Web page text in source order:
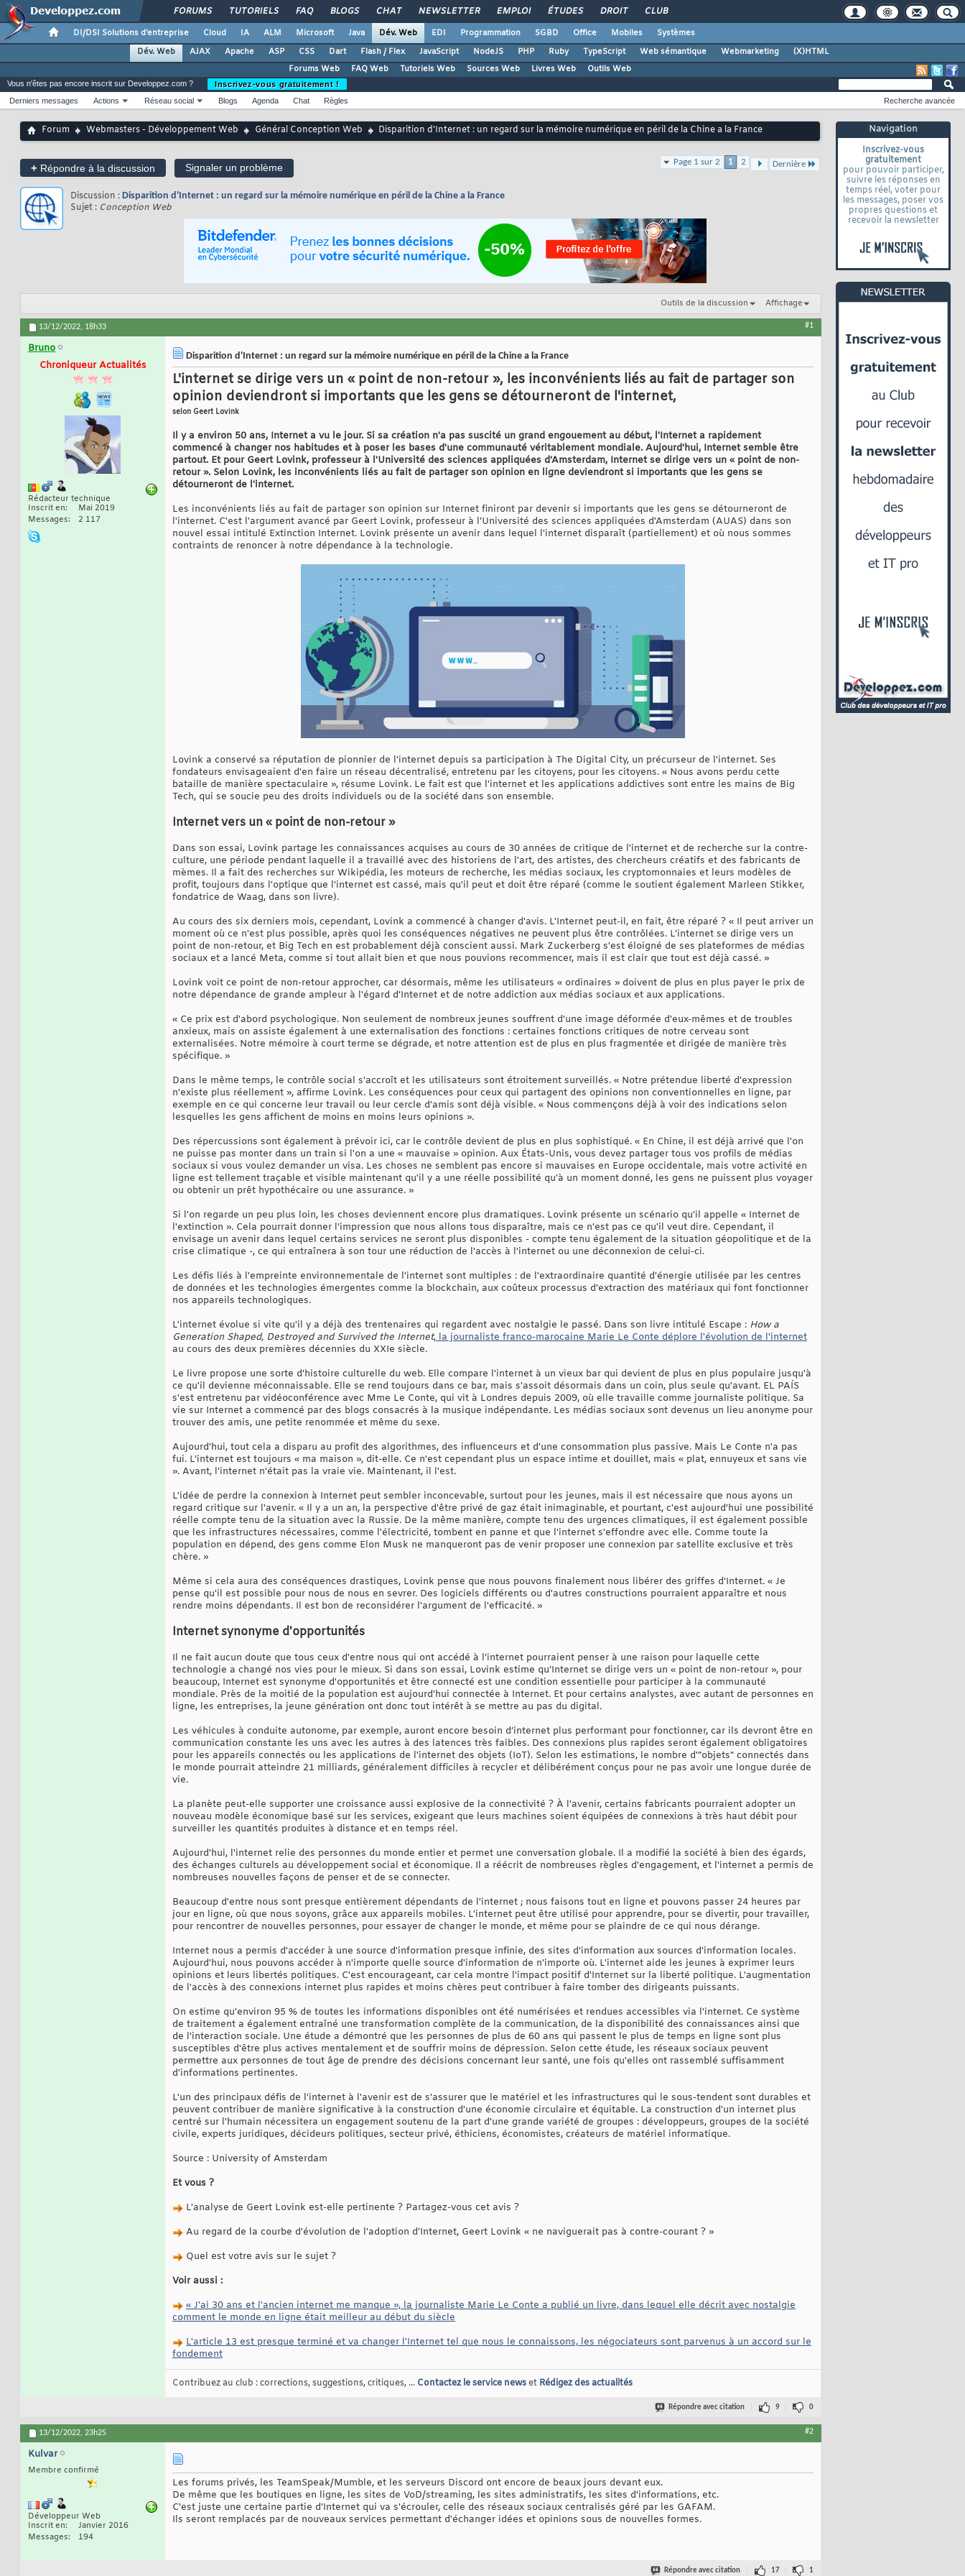
FORUMS TUTORIELS FAQ BLOGS CHAT NEWSLETTER EMPLOI ÉTUDES DROIT CLUB
DI/DSI Solutions d'entreprise Cloud IA ALM Microsoft Java Dév. Web EDI Programmation SGBD Office Mobiles
Systèmes
Dév. Web
AJAX Apache ASP CSS Dart Flash / Flex JavaScript NodeJS PHP Ruby TypeScript Web sémantique Webmarketing
(X)HTML
Forums Web
FAQ Web Tutoriels Web Sources Web Livres Web Outils Web
Navigation
Inscrivez-vous
gratuitement
pour pouvoir participer,
suivre les réponses en
temps réel, voter pour
les messages, poser vos
propres questions et
recevoir la newsletter
Vous n'êtes pas encore inscrit sur Developpez.com ?
Inscrivez-vous gratuitement !
Derniers messages
Actions Réseau social Blogs Agenda Chat Règles Recherche avancée
Forum Webmasters - Développement Web Général Conception Web Disparition d'Internet : un regard sur la mémoire numérique en péril de la Chine a la France
+ Répondre à la discussion Signaler un problème Page 1 sur 2 1 2 Dernière
Discussion : Disparition d'Internet : un regard sur la mémoire numérique en péril de la Chine a la France
Sujet : Conception Web
Outils de la discussion Affichage
13/12/2022, 18h33 #1
Bruno
Chroniqueur Actualités
Rédacteur technique
Inscrit en
Mai 2019
Messages
2 117
Disparition d'Internet : un regard sur la mémoire numérique en péril de la Chine a la France
L'internet se dirige vers un « point de non-retour », les inconvénients liés au fait de partager son
opinion deviendront si importants que les gens se détourneront de l'internet,
selon Geert Lovink
Il y a environ 50 ans, Internet a vu le jour. Si sa création n'a pas suscité un grand engouement au début, l'Internet a rapidement
commencé à changer nos habitudes et à poser les bases d'une communauté véritablement mondiale. Aujourd'hui, Internet semble être
partout. Et pour Geert Lovink, professeur à l'Université des sciences appliquées d'Amsterdam, Internet se dirige vers un « point de non-
retour ». Selon Lovink, les inconvénients liés au fait de partager son opinion en ligne deviendront si importants que les gens se
détourneront de l'internet.
Les inconvénients liés au fait de partager son opinion sur Internet finiront par devenir si importants que les gens se détourneront de
l'internet. C'est l'argument avancé par Geert Lovink, professeur à l'Université des sciences appliquées d'Amsterdam (AUAS) dans son
nouvel essai intitulé Extinction Internet. Lovink présente un avenir dans lequel l'internet disparaît (partiellement) et où nous sommes
contraints de renoncer à notre dépendance à la technologie.
Lovink a conservé sa réputation de pionnier de l'internet depuis sa participation à The Digital City, un précurseur de l'internet. Ses
fondateurs envisageaient d'en faire un réseau décentralisé, entretenu par les citoyens, pour les citoyens. « Nous avons perdu cette
bataille de manière spectaculaire », résume Lovink. Le fait est que l'internet et les applications addictives sont entre les mains de Big
Tech, qui se soucie peu des droits individuels ou de la société dans son ensemble.
Internet vers un « point de non-retour »
Dans son essai, Lovink partage les connaissances acquises au cours de 30 années de critique de l'internet et de recherche sur la contre-
culture, une période pendant laquelle il a travaillé avec des historiens de l'art, des artistes, des chercheurs créatifs et des fabricants de
mèmes. Il a fait des recherches sur Wikipédia, les moteurs de recherche, les médias sociaux, les cryptomonnaies et leurs modèles de
profit, toujours dans l'optique que l'internet est cassé, mais qu'il peut et doit être réparé (comme le soutient également Marleen Stikker,
fondatrice de Waag, dans son livre).
Au cours des six derniers mois, cependant, Lovink a commencé à changer d'avis. L'Internet peut-il, en fait, être réparé ? « Il peut arriver un
moment où ce n'est plus possible, après quoi les conséquences négatives ne peuvent plus être contrôlées. L'internet se dirige vers un
point de non-retour, et Big Tech en est probablement déjà conscient aussi. Mark Zuckerberg s'est éloigné de ses plateformes de médias
sociaux et a lancé Meta, comme si tout allait bien et que nous pouvions recommencer, mais il est clair que tout est déjà cassé. »
Lovink voit ce point de non-retour approcher, car désormais, même les utilisateurs « ordinaires » doivent de plus en plus payer le prix de
notre dépendance de grande ampleur à l'égard d'Internet et de notre addiction aux médias sociaux et aux applications.
« Ce prix est d'abord psychologique. Non seulement de nombreux jeunes souffrent d'une image déformée d'eux-mêmes et de troubles
anxieux, mais on assiste également à une externalisation des fonctions : certaines fonctions critiques de notre cerveau sont
externalisées. Notre mémoire à court terme se dégrade, et notre attention est de plus en plus fragmentée et dirigée de manière très
spécifique. »
Dans le même temps, le contrôle social s'accroît et les utilisateurs sont étroitement surveillés. « Notre prétendue liberté d'expression
n'existe plus réellement », affirme Lovink. Les conséquences pour ceux qui partagent des opinions non conventionnelles en ligne, par
exemple en ce qui concerne leur travail ou leur cercle d'amis sont déjà visible. « Nous commençons déjà à voir des indications selon
lesquelles les gens affichent de moins en moins leurs opinions ».
Des répercussions sont également à prévoir ici, car le contrôle devient de plus en plus sophistiqué. « En Chine, il est déjà arrivé que l'on
ne puisse pas monter dans un train si l'on a une « mauvaise » opinion. Aux États-Unis, vous devez partager tous vos profils de médias
sociaux si vous voulez demander un visa. Les choses ne semblent pas encore si mauvaises en Europe occidentale, mais votre activité en
ligne est tellement traçable et visible maintenant qu'il y a une réelle possibilité qu'à un moment donné, les gens ne puissent plus voyager
ou obtenir un prêt hypothécaire ou une assurance. »
Si l'on regarde un peu plus loin, les choses deviennent encore plus dramatiques. Lovink présente un scénario qu'il appelle « Internet de
l'extinction ». Cela pourrait donner l'impression que nous allons tous disparaître, mais ce n'est pas ce qu'il veut dire. Cependant, il
envisage un avenir dans lequel certains services ne seront plus disponibles - compte tenu également de la situation géopolitique et de la
crise climatique -, ce qui entraînera à son tour une réduction de l'accès à l'internet ou une déconnexion de celui-ci.
Les défis liés à l'empreinte environnementale de l'internet sont multiples : de l'extraordinaire quantité d'énergie utilisée par les centres
de données et les technologies émergentes comme la blockchain, aux coûteux processus d'extraction des matériaux qui font fonctionner
nos appareils technologiques.
L'internet évolue si vite qu'il y a déjà des trentenaires qui regardent avec nostalgie le passé. Dans son livre intitulé Escape : How a
Generation Shaped, Destroyed and Survived the Internet, la journaliste franco-marocaine Marie Le Conte déplore l'évolution de l'internet
au cours des deux premières décennies du XXIe siècle.
Le livre propose une sorte d'histoire culturelle du web. Elle compare l'internet à un vieux bar qui devient de plus en plus populaire jusqu'à
ce qu'il devienne méconnaissable. Elle se rend toujours dans ce bar, mais s'assoit désormais dans un coin, plus seule qu'avant. EL PAÍS
s'est entretenu par vidéoconférence avec Mme Le Conte, qui vit à Londres depuis 2009, où elle travaille comme journaliste politique. Sa
vie sur Internet a commencé par des blogs consacrés à la musique indépendante. Les médias sociaux sont devenus un lieu anonyme pour
trouver des amis, une petite renommée et même du sexe.
Aujourd'hui, tout cela a disparu au profit des algorithmes, des influenceurs et d'une consommation plus passive. Mais Le Conte n'a pas
fui. L'internet est toujours « ma maison », dit-elle. Ce n'est cependant plus un espace intime et douillet, mais « plat, ennuyeux et sans vie
». Avant, l'internet n'était pas la vraie vie. Maintenant, il l'est.
L'idée de perdre la connexion à Internet peut sembler inconcevable, surtout pour les jeunes, mais il est nécessaire que nous ayons un
regard critique sur l'avenir. « Il y a un an, la perspective d'être privé de gaz était inimaginable, et pourtant, c'est aujourd'hui une possibilité
réelle compte tenu de la situation avec la Russie. De la même manière, compte tenu des urgences climatiques, il est également possible
que les infrastructures nécessaires, comme l'électricité, tombent en panne et que l'internet s'effondre avec elle. Comme toute la
population en dépend, des gens comme Elon Musk ne manqueront pas de venir proposer une connexion par satellite exclusive et très
chère. »
Même si cela aura des conséquences drastiques, Lovink pense que nous pouvons finalement nous libérer des griffes d'Internet. « Je
pense qu'il est possible pour nous de nous en sevrer. Des logiciels différents ou d'autres constructions pourraient apparaître et nous
rendre moins dépendants. Il est bon de reconsidérer l'argument de l'efficacité. »
Internet synonyme d'opportunités
Il ne fait aucun doute que tous ceux d'entre nous qui ont accédé à l'internet pourraient penser à une raison pour laquelle cette
technologie a changé nos vies pour le mieux. Si dans son essai, Lovink estime qu’Internet se dirige vers un « point de non-retour », pour
beaucoup, Internet est synonyme d'opportunités et être connecté est une condition essentielle pour participer à la communauté
mondiale. Près de la moitié de la population est aujourd'hui connectée à Internet. Et pour certains analystes, avec autant de personnes en
ligne, les entreprises, la jeune génération ont donc tout intérêt à se mettre au pas du digital.
Les véhicules à conduite autonome, par exemple, auront encore besoin d’internet plus performant pour fonctionner, car ils devront être en
communication constante les uns avec les autres à des latences très faibles. Des connexions plus rapides seront également obligatoires
pour les appareils connectés ou les applications de l'internet des objets (IoT). Selon les estimations, le nombre d'"objets" connectés dans
le monde pourrait atteindre 21 milliards, généralement difficiles à recycler et délibérément conçus pour ne pas avoir une longue durée de
vie.
La planète peut-elle supporter une croissance aussi explosive de la connectivité ? À l'avenir, certains fabricants pourraient adopter un
nouveau modèle économique basé sur les services, exigeant que leurs machines soient équipées de connexions à très haut débit pour
surveiller les quantités produites à distance et en temps réel.
Aujourd'hui, l'internet relie des personnes du monde entier et permet une conversation globale. Il a modifié la société à bien des égards,
des échanges culturels au développement social et économique. Il a réécrit de nombreuses règles d'engagement, et l'internet a permis de
nombreuses nouvelles façons de penser et de se connecter.
Beaucoup d'entre nous sont presque entièrement dépendants de l'internet ; nous faisons tout en ligne et pouvons passer 24 heures par
jour en ligne, où que nous soyons, grâce aux appareils mobiles. L'internet peut être utilisé pour apprendre, pour se divertir, pour travailler,
pour rencontrer de nouvelles personnes, pour essayer de changer le monde, et même pour se plaindre de ce qui nous dérange.
Internet nous a permis d'accéder à une source d'information presque infinie, des sites d'information aux sources d'information locales.
Aujourd'hui, nous pouvons accéder à n'importe quelle source d'information de n'importe où. L'internet aide les jeunes à exprimer leurs
opinions et leurs libertés politiques. C'est encourageant, car cela montre l'impact positif d'Internet sur la liberté politique. L'augmentation
de l'accès à des connexions internet plus rapides et moins chères peut contribuer à faire tomber des dirigeants puissants.
On estime qu'environ 95 % de toutes les informations disponibles ont été numérisées et rendues accessibles via l'internet. Ce système
de traitement a également entraîné une transformation complète de la communication, de la disponibilité des connaissances ainsi que
de l'interaction sociale. Une étude a démontré que les personnes de plus de 60 ans qui passent le plus de temps en ligne sont plus
susceptibles d'être plus actives mentalement et de souffrir moins de dépression. Selon cette étude, les réseaux sociaux peuvent
permettre aux personnes de tout âge de prendre des décisions concernant leur santé, une fois qu'elles ont rassemblé suffisamment
d'informations pertinentes.
L'un des principaux défis de l'internet à l'avenir est de s'assurer que le matériel et les infrastructures qui le sous-tendent sont durables et
peuvent contribuer de manière significative à la construction d'une économie circulaire et équitable. La construction d'un internet plus
centré sur l'humain nécessitera un engagement soutenu de la part d'une grande variété de groupes : développeurs, groupes de la société
civile, experts juridiques, décideurs politiques, secteur privé, éthiciens, économistes, créateurs de matériel informatique.
Source : University of Amsterdam
Et vous ?
L'analyse de Geert Lovink est-elle pertinente ? Partagez-vous cet avis ?
Au regard de la courbe d'évolution de l'adoption d'Internet, Geert Lovink « ne naviguerait pas à contre-courant ? »
Quel est votre avis sur le sujet ?
Voir aussi :
« J'ai 30 ans et l'ancien internet me manque », la journaliste Marie Le Conte a publié un livre, dans lequel elle décrit avec nostalgie
comment le monde en ligne était meilleur au début du siècle
L'article 13 est presque terminé et va changer l'Internet tel que nous le connaissons, les négociateurs sont parvenus à un accord sur le
fondement
Contribuez au club : corrections, suggestions, critiques, ... Contactez le service newset Rédigez des actualités
Répondre avec citation 9 0
13/12/2022, 23h25 #2
Kulvar
Membre confirmé
Développeur Web
Inscrit en
Janvier 2016
Messages
194
Les forums privés, les TeamSpeak/Mumble, et les serveurs Discord ont encore de beaux jours devant eux.
De même que les boutiques en ligne, les sites de VoD/streaming, les sites administratifs, les sites d'informations, etc.
C'est juste une certaine partie d'Internet qui va s'écrouler, celle des réseaux sociaux centralisés géré par les GAFAM.
Ils seront remplacés par de nouveaux services permettant d'échanger idées et opinions sous de nouvelles formes.
Répondre avec citation 17 1